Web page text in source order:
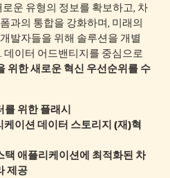
운 유형의 정보를 확보하고, 차
과의 통합을 강화하며, 미래의
발자들을 위해 솔루션을 개별
데이터 어드밴티지를 중심으로
위한 새로운 혁신 우선순위를 수
를 위한 플래시
케이션 데이터 스토리지 (재)혁
택 애플리케이션에 최적화된 차
제공